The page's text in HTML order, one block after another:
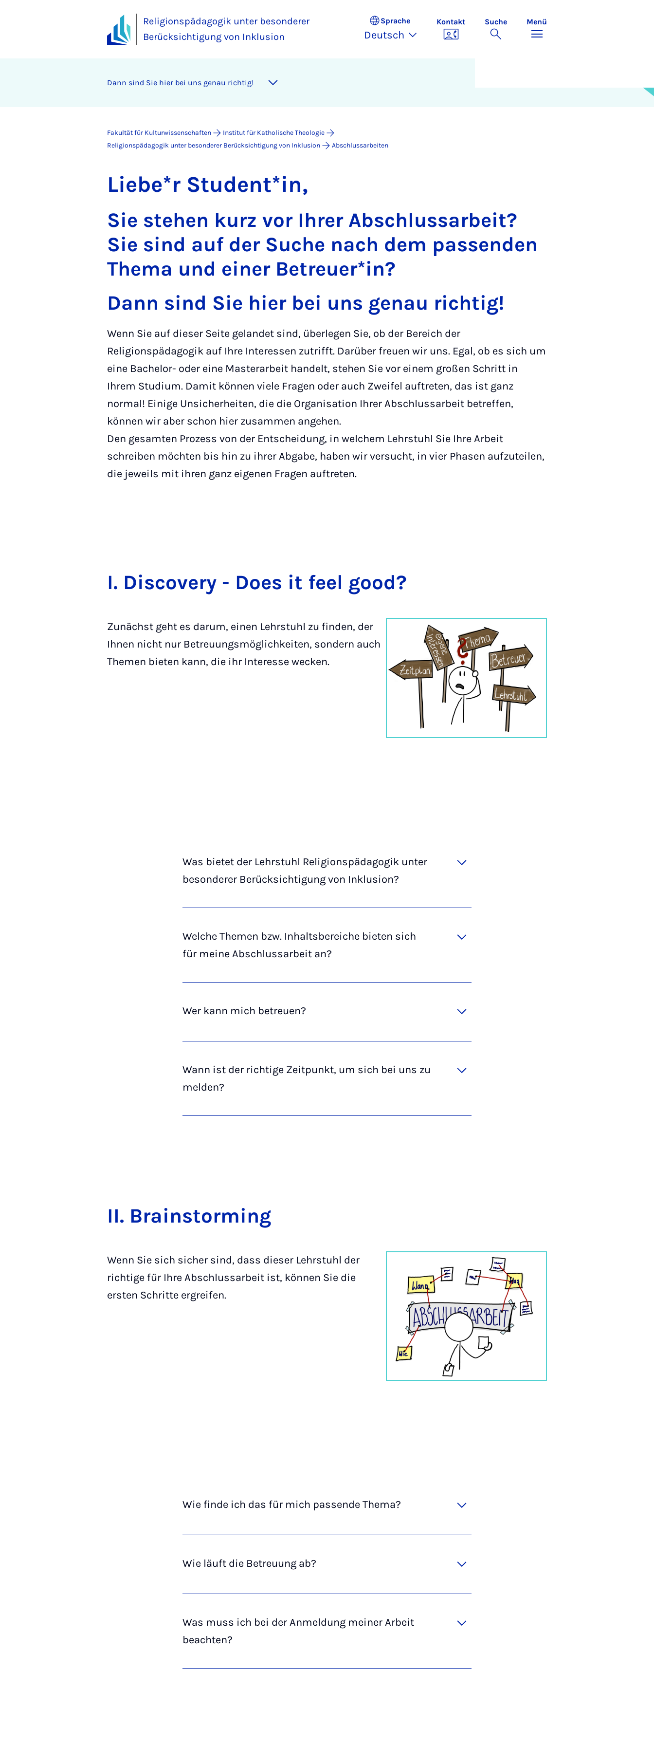
Religionspädagogik unter besonderer
Berücksichtigung von Inklusion
Sprache
Deutsch
Kontakt Suche Menü
Dann sind Sie hier bei uns genau richtig!
Fakultät für Kulturwissenschaften
Institut für Katholische Theologie
Religionspädagogik unter besonderer Berücksichtigung von Inklusion
Abschlussarbeiten
Liebe*r Student*in,
Sie stehen kurz vor Ihrer Abschlussarbeit?
Sie sind auf der Suche nach dem passenden
Thema und einer Betreuer*in?
Dann sind Sie hier bei uns genau richtig!
Wenn Sie auf dieser Seite gelandet sind, überlegen Sie, ob der Bereich der
Religionspädagogik auf Ihre Interessen zutrifft. Darüber freuen wir uns. Egal, ob es sich um
eine Bachelor- oder eine Masterarbeit handelt, stehen Sie vor einem großen Schritt in
Ihrem Studium. Damit können viele Fragen oder auch Zweifel auftreten, das ist ganz
normal! Einige Unsicherheiten, die die Organisation Ihrer Abschlussarbeit betreffen,
können wir aber schon hier zusammen angehen.
Den gesamten Prozess von der Entscheidung, in welchem Lehrstuhl Sie Ihre Arbeit
schreiben möchten bis hin zu ihrer Abgabe, haben wir versucht, in vier Phasen aufzuteilen,
die jeweils mit ihren ganz eigenen Fragen auftreten.
I. Dis­co­ve­ry - Does it feel good?
Zunächst geht es darum, einen Lehrstuhl zu finden, der
Ihnen nicht nur Betreuungsmöglichkeiten, sondern auch
Themen bieten kann, die ihr Interesse wecken.
Was bietet der Lehrstuhl Religionspädagogik unter
besonderer Berücksichtigung von Inklusion?
Welche Themen bzw. Inhaltsbereiche bieten sich
für meine Abschlussarbeit an?
Wer kann mich betreuen?
Wann ist der richtige Zeitpunkt, um sich bei uns zu
melden?
II. Brain­stor­ming
Wenn Sie sich sicher sind, dass dieser Lehrstuhl der
richtige für Ihre Abschlussarbeit ist, können Sie die
ersten Schritte ergreifen.
Wie finde ich das für mich passende Thema?
Wie läuft die Betreuung ab?
Was muss ich bei der Anmeldung meiner Arbeit
beachten?